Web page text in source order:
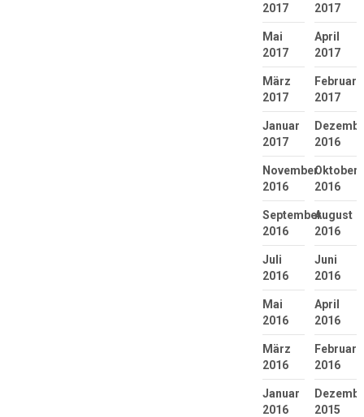
2017
2017
Mai
2017
April
2017
März
2017
Februar
2017
Januar
2017
2016
November
2016
Oktober
2016
September
2016
August
2016
Juli
2016
Juni
2016
Mai
2016
April
2016
März
2016
Februar
2016
Januar
2016
2015